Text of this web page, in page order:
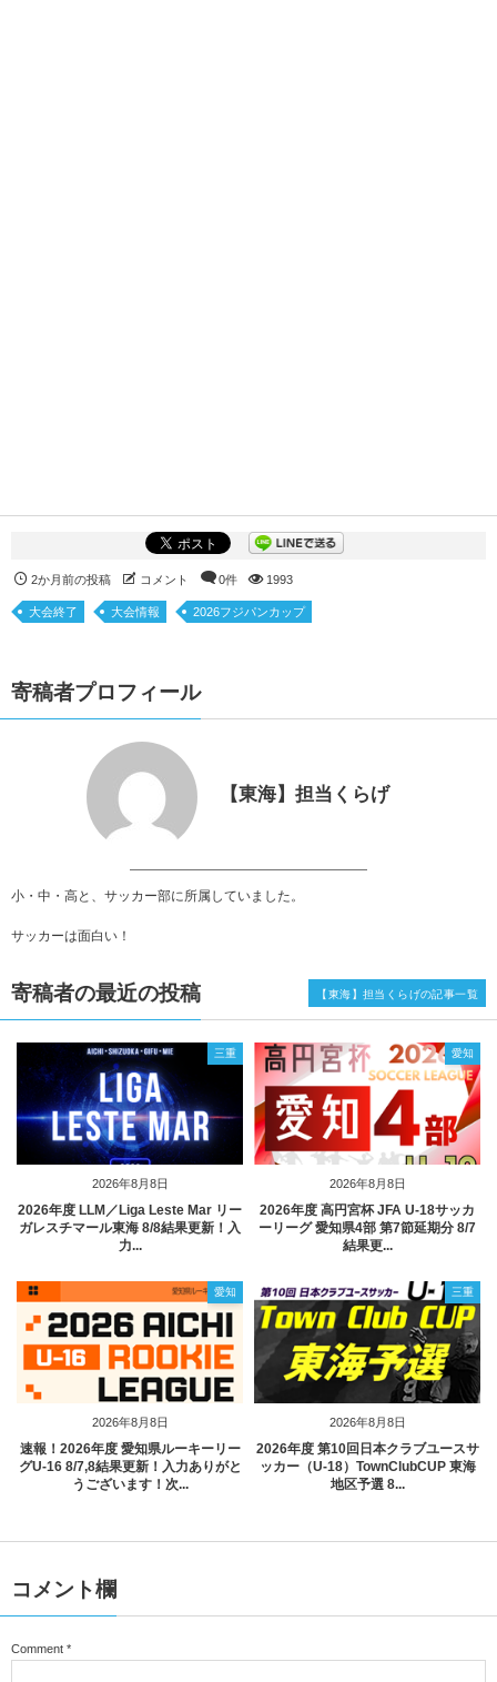
2か月前の投稿 コメント 0件 1993
大会終了 大会情報 2026フジパンカップ
寄稿者プロフィール
【東海】担当くらげ
小・中・高と、サッカー部に所属していました。
サッカーは面白い！
寄稿者の最近の投稿
2026年8月8日
三重
2026年度 LLM／Liga Leste Mar リー
ガレスチマール東海 8/8結果更新！入
力...
2026年8月8日
愛知
2026年度 高円宮杯 JFA U-18サッカ
ーリーグ 愛知県4部 第7節延期分 8/7
結果更...
2026年8月8日
愛知
速報！2026年度 愛知県ルーキーリー
グU-16 8/7,8結果更新！入力ありがと
うございます！次...
2026年8月8日
三重
2026年度 第10回日本クラブユースサ
ッカー（U-18）TownClubCUP 東海
地区予選 8...
【東海】担当くらげの記事一覧
コメント欄
Comment *